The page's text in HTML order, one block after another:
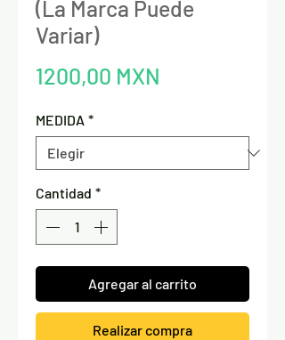
(La Marca Puede
Variar)
1200,00 MXN
MEDIDA *
Cantidad *
Agregar al carrito
Realizar compra